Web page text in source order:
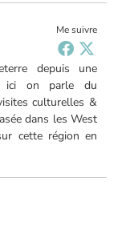
Me suivre
depuis une
ici on parle du
culturelles &
dans les West
cette région en